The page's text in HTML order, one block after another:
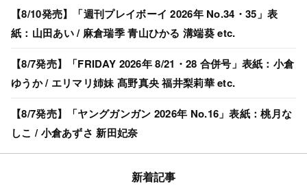
【8/10発売】「週刊プレイボーイ 2026年 No.34・35」表
紙：山田あい / 麻倉瑞季 青山ひかる 溝端葵 etc.
【8/7発売】「FRIDAY 2026年 8/21・28 合併号」表紙：小倉
ゆうか / エリマリ姉妹 髙野真央 福井梨莉華 etc.
【8/7発売】「ヤングガンガン 2026年 No.16」表紙：桃月な
しこ / 小倉あずさ 新田妃奈
新着記事